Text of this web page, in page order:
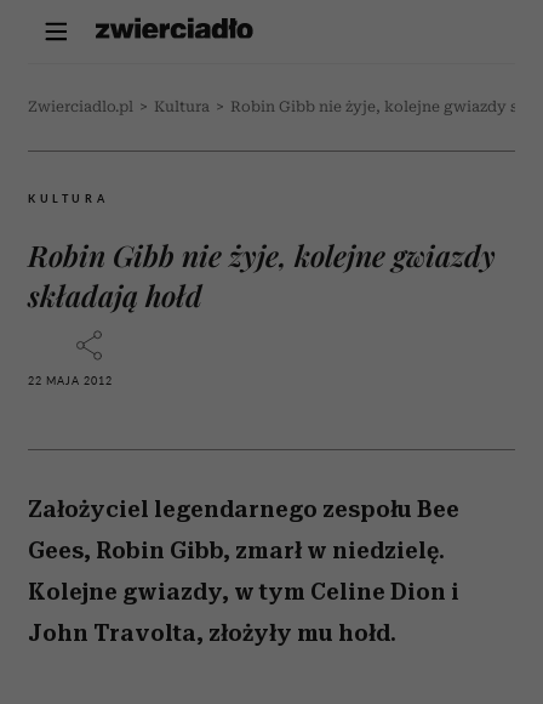
Zwierciadlo.pl > Kultura > Robin Gibb nie żyje, kolejne gwiazdy
KULTURA
Robin Gibb nie żyje, kolejne gwiazdy
składają hołd
22 MAJA 2012
Założyciel legendarnego zespołu Bee
Gees, Robin Gibb, zmarł w niedzielę.
Kolejne gwiazdy, w tym Celine Dion i
John Travolta, złożyły mu hołd.